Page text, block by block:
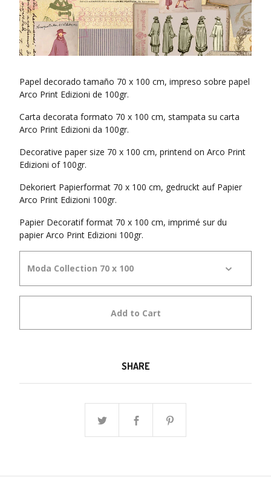
Papel decorado tamaño 70 x 100 cm, impreso sobre papel
Arco Print Edizioni de 100gr.
Carta decorata formato 70 x 100 cm, stampata su carta
Arco Print Edizioni da 100gr.
Decorative paper size 70 x 100 cm, printend on Arco Print
Edizioni of 100gr.
Dekoriert Papierformat 70 x 100 cm, gedruckt auf Papier
Arco Print Edizioni 100gr.
Papier Decoratif format 70 x 100 cm, imprimé sur du
papier Arco Print Edizioni 100gr.
Add to Cart
SHARE